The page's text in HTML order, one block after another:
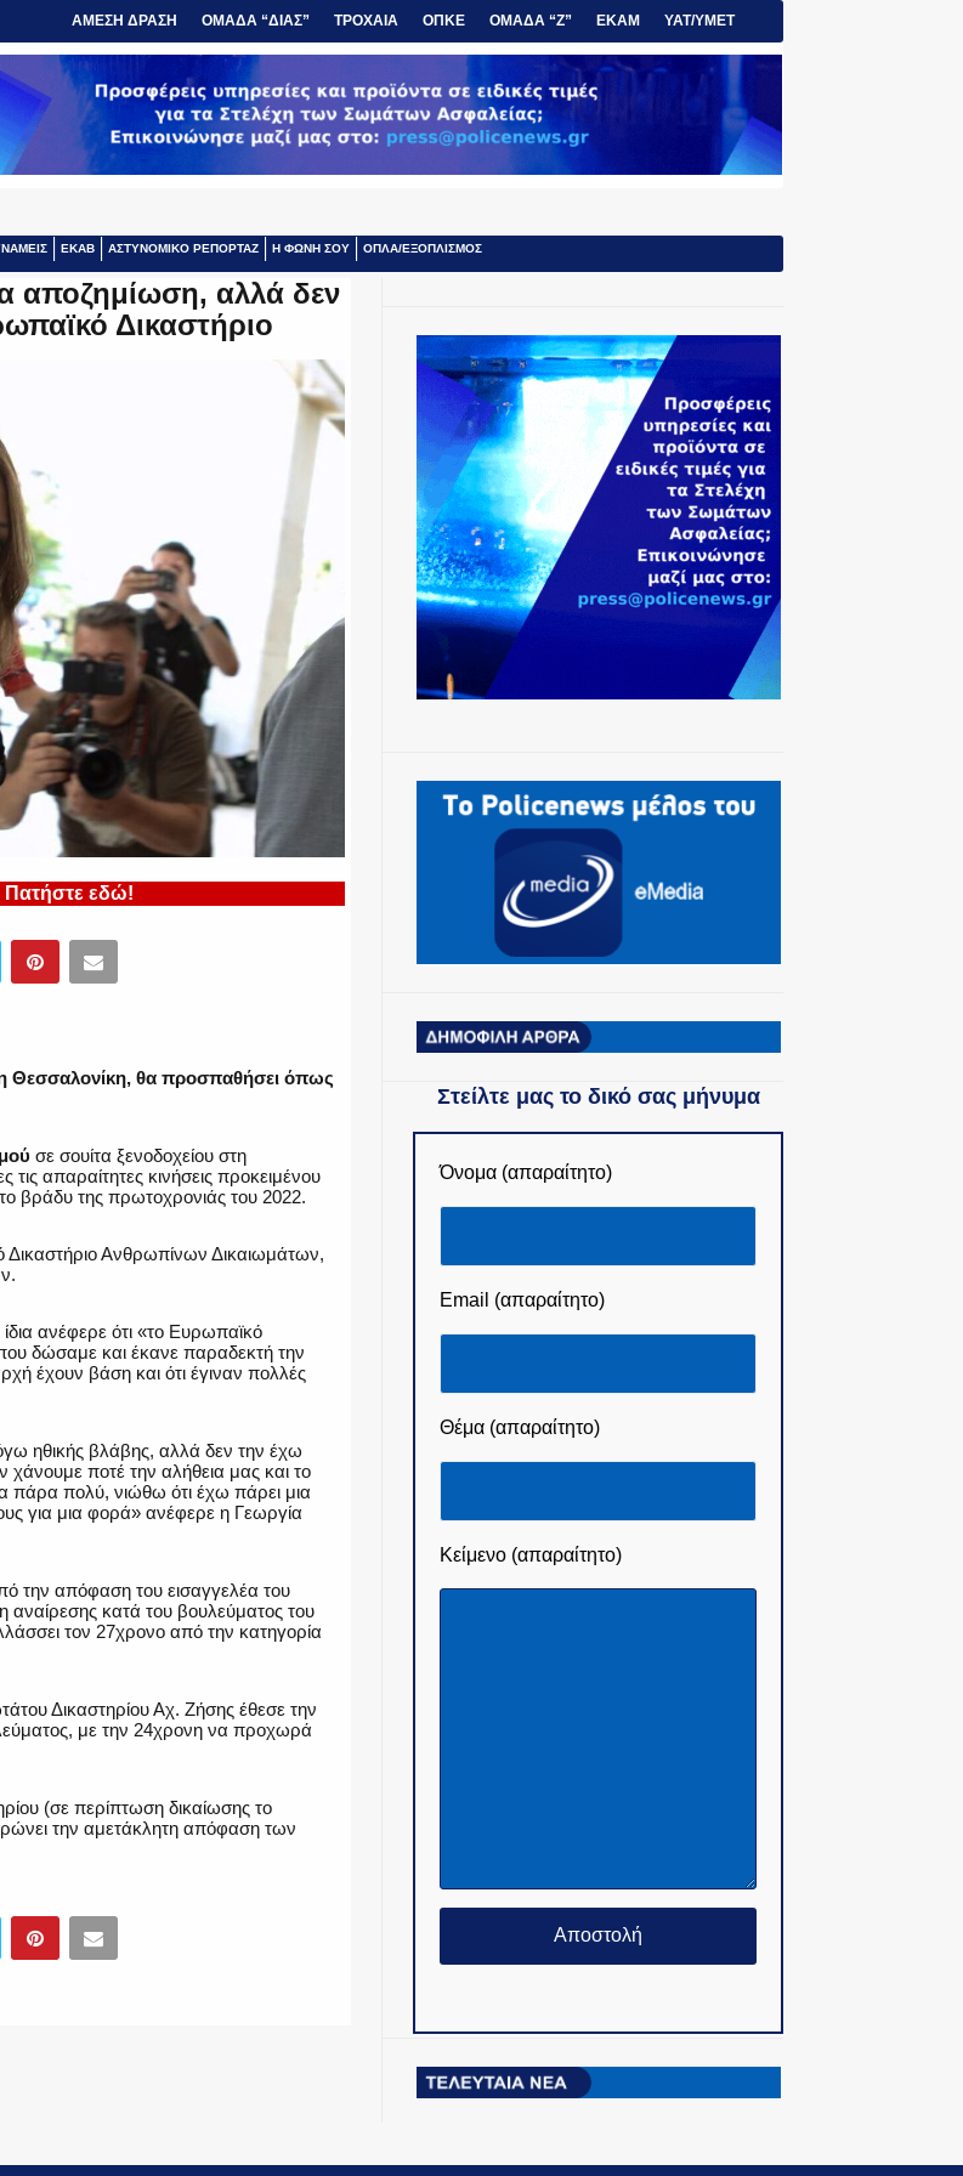
ΑΜΕΣΗ ΔΡΑΣΗ ΟΜΑΔΑ “ΔΙΑΣ” ΤΡΟΧΑΙΑ ΟΠΚΕ ΟΜΑΔΑ “Ζ” ΕΚΑΜ ΥΑΤ/ΥΜΕΤ
ΕΚΑΒ ΑΣΤΥΝΟΜΙΚΟ ΡΕΠΟΡΤΑΖ Η ΦΩΝΗ ΣΟΥ ΟΠΛΑ/ΕΞΟΠΛΙΣΜΟΣ
αποζημίωση, αλλά δεν
Δικαστήριο
Πατήστε εδώ!
Θεσσαλονίκη, θα προσπαθήσει όπως
σε σουίτα ξενοδοχείου στη
απαραίτητες κινήσεις προκειμένου
βράδυ της πρωτοχρονιάς του 2022.
Ανθρωπίνων Δικαιωμάτων,
ανέφερε ότι «το Ευρωπαϊκό
που δώσαμε και έκανε παραδεκτή την
έχουν βάση και ότι έγιναν πολλές
ηθικής βλάβης, αλλά δεν την έχω
χάνουμε ποτέ την αλήθεια μας και το
πάρα πολύ, νιώθω ότι έχω πάρει μια
για μια φορά» ανέφερε η Γεωργία
την απόφαση του εισαγγελέα του
αναίρεσης κατά του βουλεύματος του
τον 27χρονο από την κατηγορία
Δικαστηρίου Αχ. Ζήσης έθεσε την
με την 24χρονη να προχωρά
(σε περίπτωση δικαίωσης το
την αμετάκλητη απόφαση των
Στείλτε μας το δικό σας μήνυμα
Όνομα (απαραίτητο)
Email (απαραίτητο)
Θέμα (απαραίτητο)
Κείμενο (απαραίτητο)